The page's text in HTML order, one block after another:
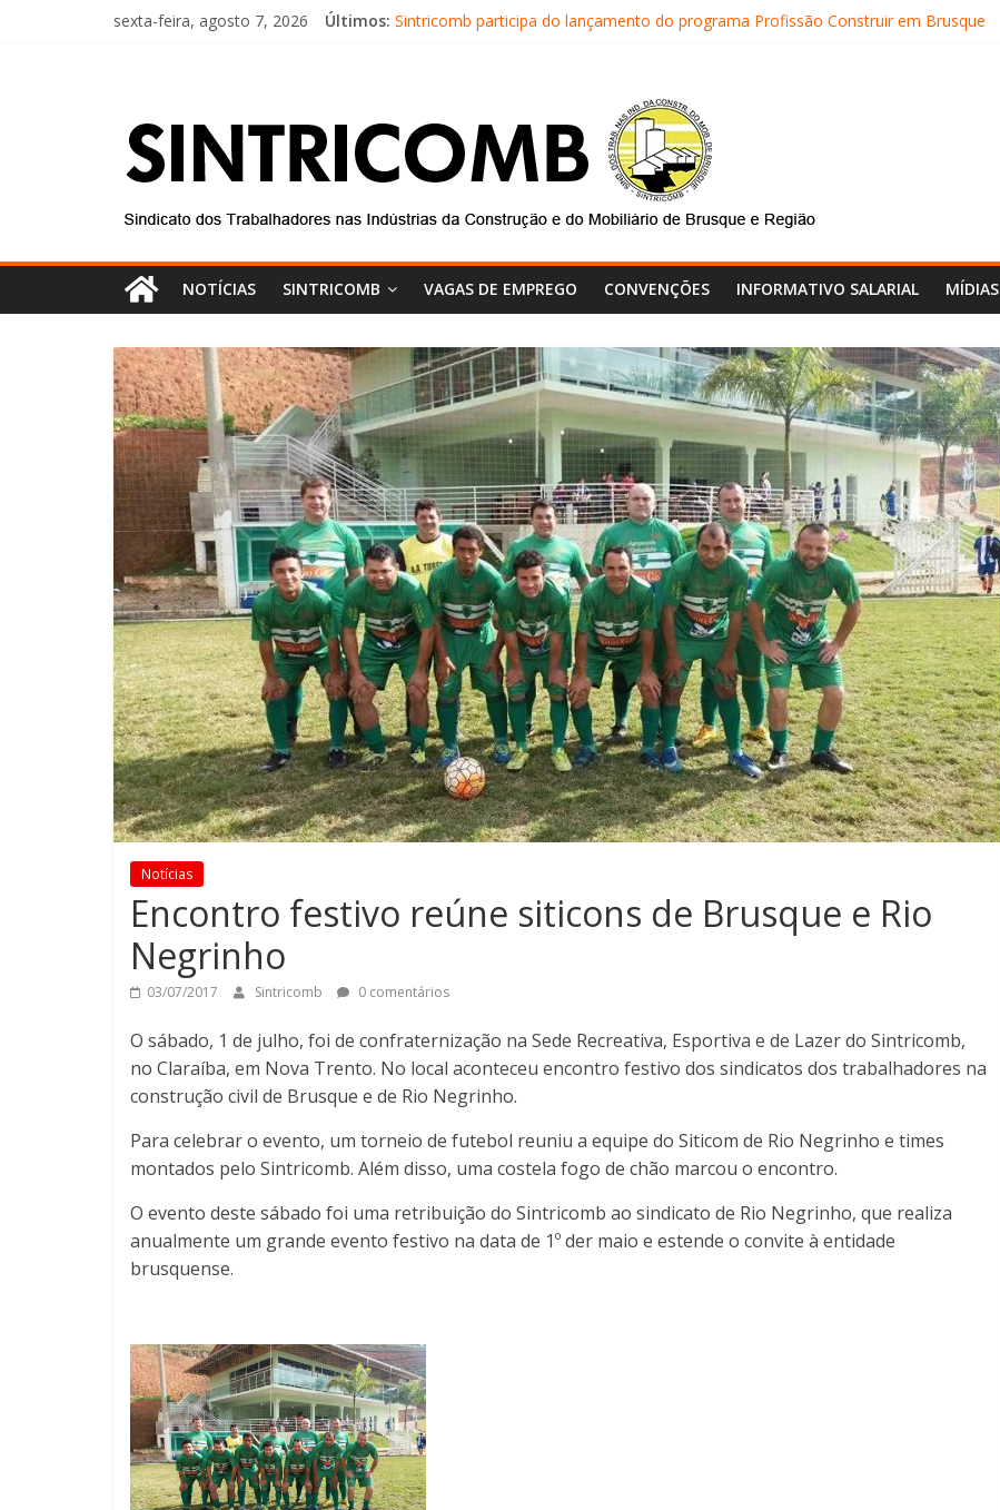
sexta-feira, agosto 7, 2026 Últimos: Sintricomb participa do lançamento do programa Profissão Construir em Brusque
Diretores do SINTRICOMB são eleitos para a direção da Nova Central Sindical de SC
Equipe do Sintricomb faz reunião de avaliação dos atendimentos
NOTÍCIAS SINTRICOMB VAGAS DE EMPREGO CONVENÇÕES INFORMATIVO SALARIAL MÍDIAS
Notícias
Encontro festivo reúne siticons de Brusque e Rio
Negrinho
03/07/2017 Sintricomb 0 comentários
O sábado, 1 de julho, foi de confraternização na Sede Recreativa, Esportiva e de Lazer do Sintricomb,
no Claraíba, em Nova Trento. No local aconteceu encontro festivo dos sindicatos dos trabalhadores na
construção civil de Brusque e de Rio Negrinho.
Para celebrar o evento, um torneio de futebol reuniu a equipe do Siticom de Rio Negrinho e times
montados pelo Sintricomb. Além disso, uma costela fogo de chão marcou o encontro.
O evento deste sábado foi uma retribuição do Sintricomb ao sindicato de Rio Negrinho, que realiza
anualmente um grande evento festivo na data de 1º der maio e estende o convite à entidade
brusquense.